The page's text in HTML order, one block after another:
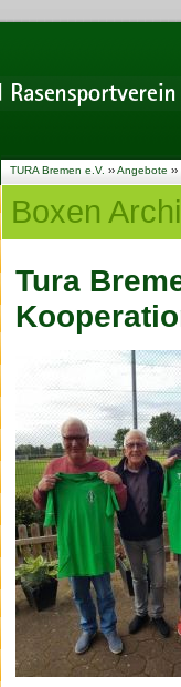
TURA Bremen e.V. ››Angebote ››
Boxen
Tura